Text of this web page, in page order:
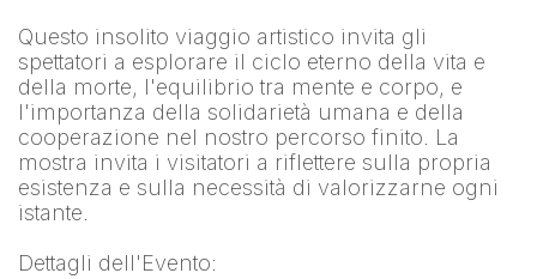
Questo insolito viaggio artistico invita gli
spettatori a esplorare il ciclo eterno della vita e
della morte, l'equilibrio tra mente e corpo, e
l'importanza della solidarietà umana e della
cooperazione nel nostro percorso finito. La
mostra invita i visitatori a riflettere sulla propria
esistenza e sulla necessità di valorizzarne ogni
istante.
Dettagli dell'Evento: